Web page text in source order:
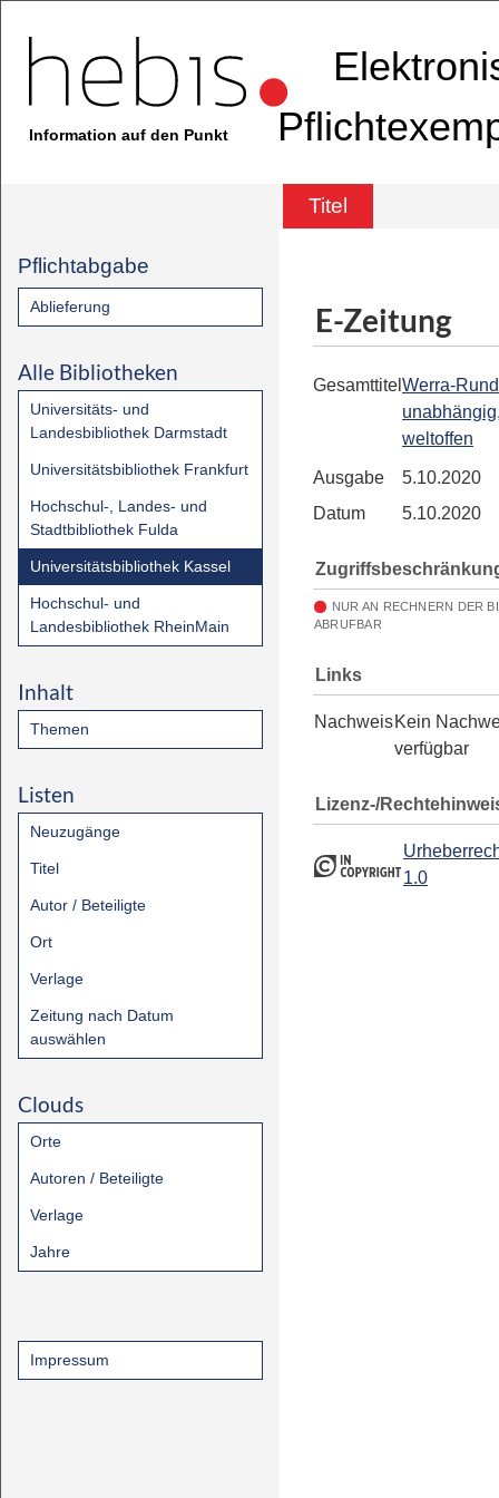
Information auf den Punkt
Titel
Pflichtabgabe
Ablieferung
Alle Bibliotheken
Universitäts- und
Landesbibliothek Darmstadt
Universitätsbibliothek Frankfurt
Hochschul-, Landes- und
Stadtbibliothek Fulda
Universitätsbibliothek Kassel
Hochschul- und
Landesbibliothek RheinMain
Inhalt
Themen
Listen
Neuzugänge
Titel
Autor / Beteiligte
Ort
Verlage
Zeitung nach Datum
auswählen
Clouds
Orte
Autoren / Beteiligte
Verlage
Jahre
Impressum
E-Zeitung
Gesamttitel Werra-
weltoffen
Ausgabe
5.10.2020
Datum
5.10.2020
NUR AN RECHNERN DER
ABRUFBAR
Links
NachweisKein
verfügbar
Lizenz-/
1.0